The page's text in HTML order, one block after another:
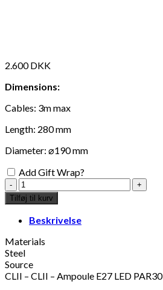
2.600DKK
Dimensions:
Cables: 3m max
Length: 280 mm
Diameter: ⌀190 mm
Add Gift Wrap?
DCW
éditions
-
Chaumont
nickel
ø19cm
pendant
antal
Tilføj til kurv
Beskrivelse
Materials
Steel
Source
CLII – CLII – Ampoule E27 LED PAR30